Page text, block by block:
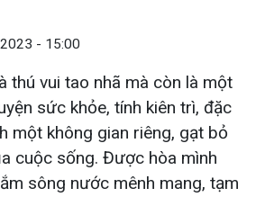
- 15:00
thú vui tao nhã mà còn là một
sức khỏe, tính kiên trì, đặc
một không gian riêng, gạt bỏ
cuộc sống. Được hòa mình
sông nước mênh mang, tạm